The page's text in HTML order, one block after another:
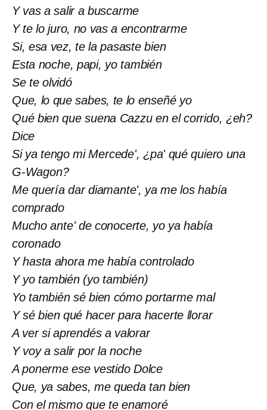
Y vas a salir a buscarme
Y te lo juro, no vas a encontrarme
Si, esa vez, te la pasaste bien
Esta noche, papi, yo también
Se te olvidó
Que, lo que sabes, te lo enseñé yo
Qué bien que suena Cazzu en el corrido, ¿eh?
Dice
Si ya tengo mi Mercede', ¿pa' qué quiero una
G-Wagon?
Me quería dar diamante', ya me los había
comprado
Mucho ante' de conocerte, yo ya había
coronado
Y hasta ahora me había controlado
Y yo también (yo también)
Yo también sé bien cómo portarme mal
Y sé bien qué hacer para hacerte llorar
A ver si aprendés a valorar
Y voy a salir por la noche
A ponerme ese vestido Dolce
Que, ya sabes, me queda tan bien
Con el mismo que te enamoré